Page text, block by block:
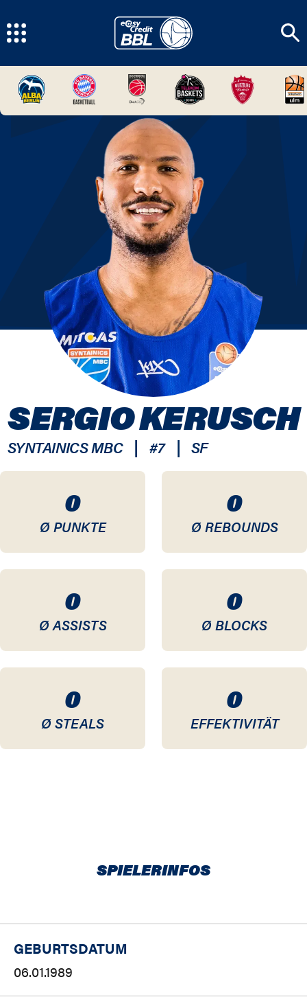
0
Ø PUNKTE
0
Ø REBOUNDS
0
Ø ASSISTS
0
Ø BLOCKS
0
Ø STEALS
0
EFFEKTIVITÄT
SERGIO KERUSCH
SYNTAINICS MBC | #7 | SF
SPIELERINFOS
GEBURTSDATUM
06.01.1989